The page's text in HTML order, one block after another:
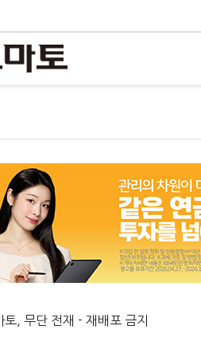
, 무단 전재 - 재배포 금지